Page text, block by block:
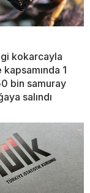
kokarcayla
1
bin samuray
salındı